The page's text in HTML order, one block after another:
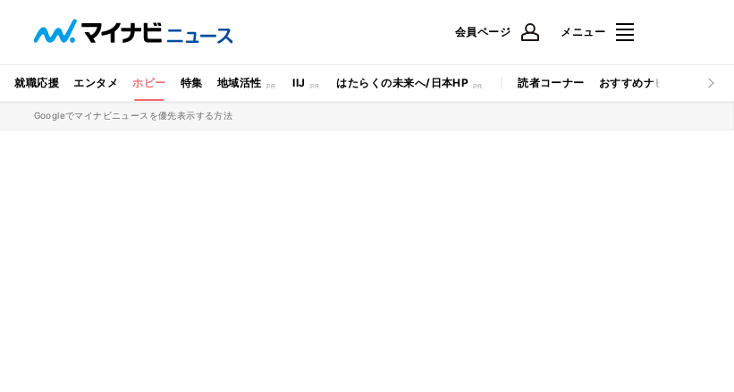
会員ページ メニュー
就職応援 エンタメ ホビー 特集 地域活性 IIJ はたらくの未来へ/日本HP 読者コーナー おすすめナビ マイナビ
Googleでマイナビニュースを優先表示する方法